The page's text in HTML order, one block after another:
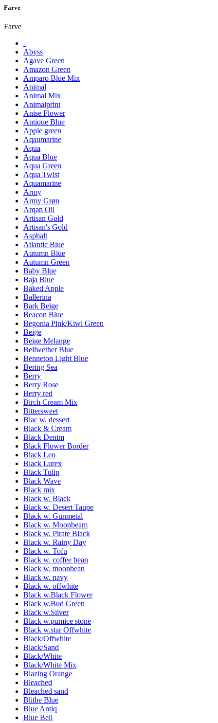
Farve
Farve
-
Abyss
Agave Green
Amazon Green
Amparo Blue Mix
Animal
Animal Mix
Animalprint
Anise Flower
Antique Blue
Apple green
Aqaumarine
Aqua
Aqua Blue
Aqua Green
Aqua Twist
Aquamarine
Army
Army Grøn
Arqan Oil
Artisan Gold
Artisan's Gold
Asphalt
Atlantic Blue
Autumn Blue
Autumn Green
Baby Blue
Baja Blue
Baked Apple
Ballerina
Bark Beige
Beacon Blue
Begonia Pink/Kiwi Green
Beige
Beige Melange
Bellwether Blue
Benneton Light Blue
Bering Sea
Berry
Berry Rose
Berry red
Birch Cream Mix
Bittersweet
Blac w. dessert
Black & Cream
Black Denim
Black Flower Border
Black Leo
Black Lurex
Black Tulip
Black Wave
Black mix
Black w. Black
Black w. Desert Taupe
Black w. Gunmetal
Black w. Moonbeam
Black w. Pirate Black
Black w. Rainy Day
Black w. Tofu
Black w. coffee bean
Black w. moonbean
Black w. navy
Black w. offwhite
Black w.Black Flower
Black w.Bud Green
Black w.Silver
Black w.pumice stone
Black w.star Offwhite
Black/Offwhite
Black/Sand
Black/White
Black/White Mix
Blazing Orange
Bleached
Bleached sand
Blithe Blue
Blue Antiq
Blue Bell